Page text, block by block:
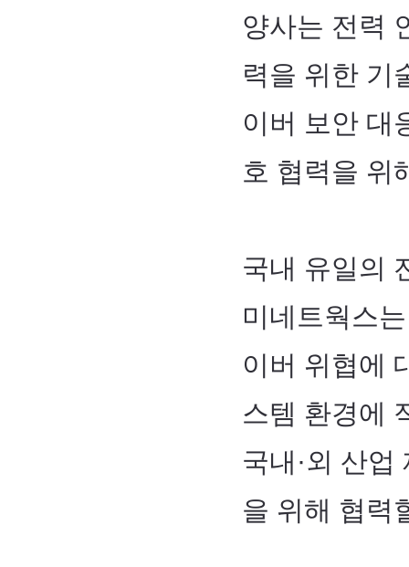
양사는 전력
력을 위한 기
이버 보안 대
호 협력을 위
국내 유일의
미네트웍스
이버 위협에
스템 환경에
국내·외 산
을 위해 협력